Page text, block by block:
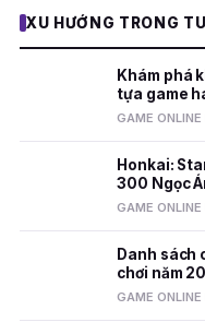
XU HƯỚNG TRONG
Khám phá
tựa game
GAME ONLINE
Honkai:
300 Ngọc
dẫn
GAME ONLINE
Danh sách
chơi năm
GAME ONLINE